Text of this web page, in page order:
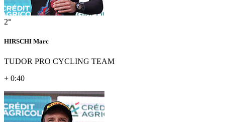
2°
HIRSCHI Marc
TUDOR PRO CYCLING TEAM
+ 0:40